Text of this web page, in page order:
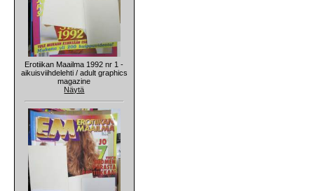
Erotiikan Maailma 1992 nr 1 -
aikuisviihdelehti / adult graphics
magazine
Näytä